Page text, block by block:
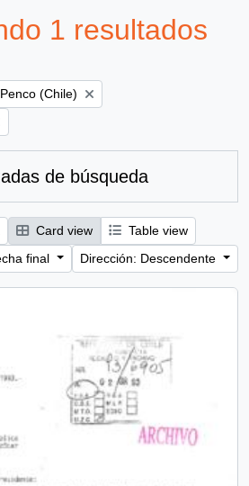
1 resultados
Remove filter:
Penco (Chile)
de búsqueda
Card view
Table view
final
Dirección: Descendente